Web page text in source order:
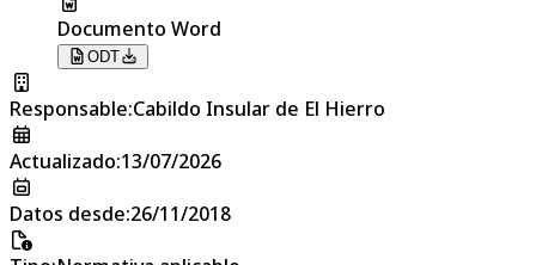
Documento Word
ODT
Responsable:Cabildo Insular de El Hierro
Actualizado:13/07/2026
Datos desde:26/11/2018